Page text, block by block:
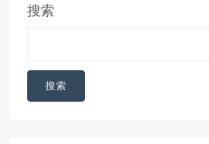
搜索
搜索